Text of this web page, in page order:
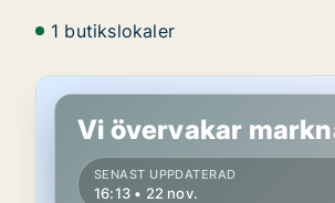
1 butikslokaler
Butikslokal i Norberg
Vi övervakar
SENAST UPPDATERAD
16:13 • 22 nov.